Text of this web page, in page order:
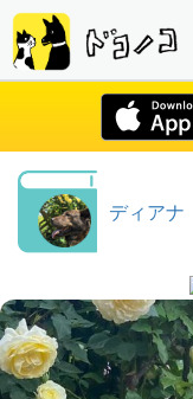
ディアナ